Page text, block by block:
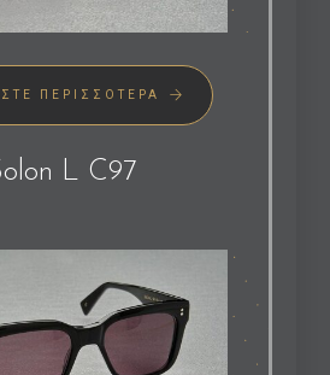
ΠΕΡΙΣΣΌΤΕΡΑ
L C97